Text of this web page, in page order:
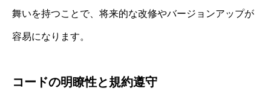
舞いを持つことで、将来的な改修やバージョンアップが
容易になります。
コードの明瞭性と規約遵守